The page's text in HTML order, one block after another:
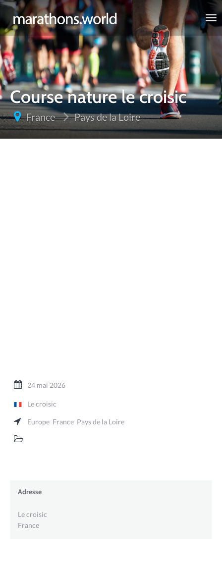
marathons.world
Course nature le croisic
France Pays de la Loire
24 mai 2026
Le croisic
Europe France Pays de la Loire
Adresse
Le croisic
France